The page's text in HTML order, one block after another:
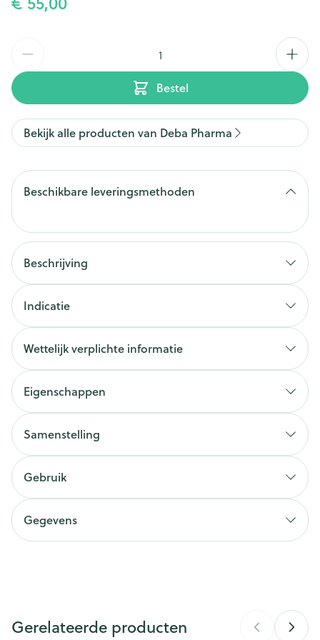
Bestel
Bekijk alle producten van Deba Pharma
Beschikbare leveringsmethoden
Beschrijving
Indicatie
Wettelijk verplichte informatie
Eigenschappen
Samenstelling
Gebruik
Gegevens
Merken Deba Pharma
Gerelateerde producten